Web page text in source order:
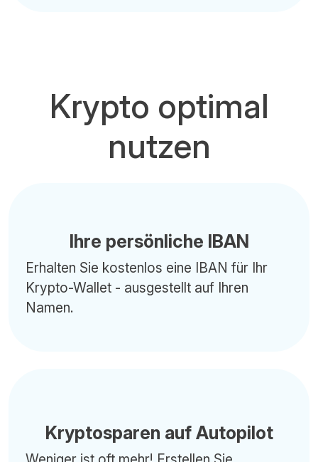
Krypto optimal
nutzen
Ihre persönliche IBAN
Erhalten Sie kostenlos eine IBAN für Ihr
Krypto-Wallet - ausgestellt auf Ihren
Namen.
Kryptosparen auf Autopilot